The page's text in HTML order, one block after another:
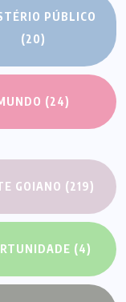
PÚBLICO
(20)
(24)
GOIANO (219)
(4)